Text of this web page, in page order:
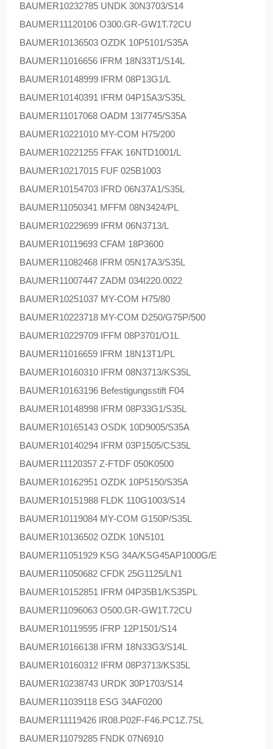
BAUMER10232785 UNDK 30N3703/S14
BAUMER11120106 O300.GR-GW1T.72CU
BAUMER10136503 OZDK 10P5101/S35A
BAUMER11016656 IFRM 18N33T1/S14L
BAUMER10148999 IFRM 08P13G1/L
BAUMER10140391 IFRM 04P15A3/S35L
BAUMER11017068 OADM 13I7745/S35A
BAUMER10221010 MY-COM H75/200
BAUMER10221255 FFAK 16NTD1001/L
BAUMER10217015 FUF 025B1003
BAUMER10154703 IFRD 06N37A1/S35L
BAUMER11050341 MFFM 08N3424/PL
BAUMER10229699 IFRM 06N3713/L
BAUMER10119693 CFAM 18P3600
BAUMER11082468 IFRM 05N17A3/S35L
BAUMER11007447 ZADM 034I220.0022
BAUMER10251037 MY-COM H75/80
BAUMER10223718 MY-COM D250/G75P/500
BAUMER10229709 IFFM 08P3701/O1L
BAUMER11016659 IFRM 18N13T1/PL
BAUMER10160310 IFRM 08N3713/KS35L
BAUMER10163196 Befestigungsstift F04
BAUMER10148998 IFRM 08P33G1/S35L
BAUMER10165143 OSDK 10D9005/S35A
BAUMER10140294 IFRM 03P1505/CS35L
BAUMER11120357 Z-FTDF 050K0500
BAUMER10162951 OZDK 10P5150/S35A
BAUMER10151988 FLDK 110G1003/S14
BAUMER10119084 MY-COM G150P/S35L
BAUMER10136502 OZDK 10N5101
BAUMER11051929 KSG 34A/KSG45AP1000G/E
BAUMER11050682 CFDK 25G1125/LN1
BAUMER10152851 IFRM 04P35B1/KS35PL
BAUMER11096063 O500.GR-GW1T.72CU
BAUMER10119595 IFRP 12P1501/S14
BAUMER10166138 IFRM 18N33G3/S14L
BAUMER10160312 IFRM 08P3713/KS35L
BAUMER10238743 URDK 30P1703/S14
BAUMER11039118 ESG 34AF0200
BAUMER11119426 IR08.P02F-F46.PC1Z.7SL
BAUMER11079285 FNDK 07N6910